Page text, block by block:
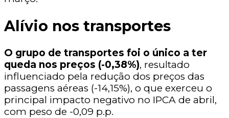
Alívio nos transportes
O grupo de transportes foi o único a ter
queda nos preços (-0,38%), resultado
influenciado pela redução dos preços das
passagens aéreas (-14,15%), o que exerceu o
principal impacto negativo no IPCA de abril,
com peso de -0,09 p.p.